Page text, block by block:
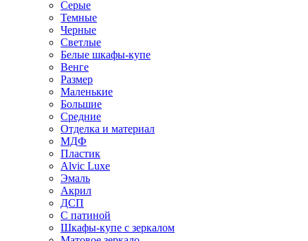
Серые
Темные
Черные
Светлые
Белые шкафы-купе
Венге
Размер
Маленькие
Большие
Средние
Отделка и материал
МДФ
Пластик
Alvic Luxe
Эмаль
Акрил
ДСП
С патиной
Шкафы-купе с зеркалом